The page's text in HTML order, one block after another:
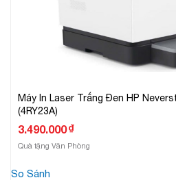
Máy In Laser Trắng Đen HP
(4RY23A)
3.490.000₫
Quà tặng Văn Phòng
So Sánh